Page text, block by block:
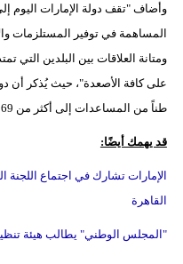
وأضاف "تقف دولة الإمارات اليوم
المساهمة في توفير المستلزمات
ومتانة العلاقات بين البلدين التي
طناً من المساعدات إلى أكثر من 69 دولة.
قد يهمك أيضًا:
الإمارات تشارك في اجتماع اللجنة
القاهرة
"المجلس الوطني" يطالب هيئة